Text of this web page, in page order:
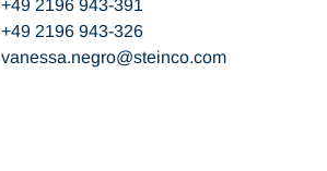
+49 2196 943-391
+49 2196 943-326
vanessa.negro
steinco com